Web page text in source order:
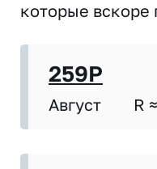
которые вскоре
259P
Август R